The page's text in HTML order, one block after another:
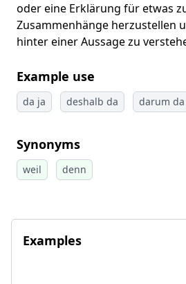
oder eine Erklärung für etwas
Zusammenhänge herzustellen
hinter einer Aussage zu
Example use
da ja deshalb da darum da
Synonyms
weil denn
Examples